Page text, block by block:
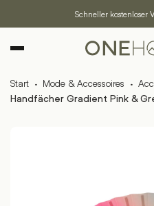
Schneller kostenloser
Start · Mode & Accessoires ·
Handfächer Gradient Pink &